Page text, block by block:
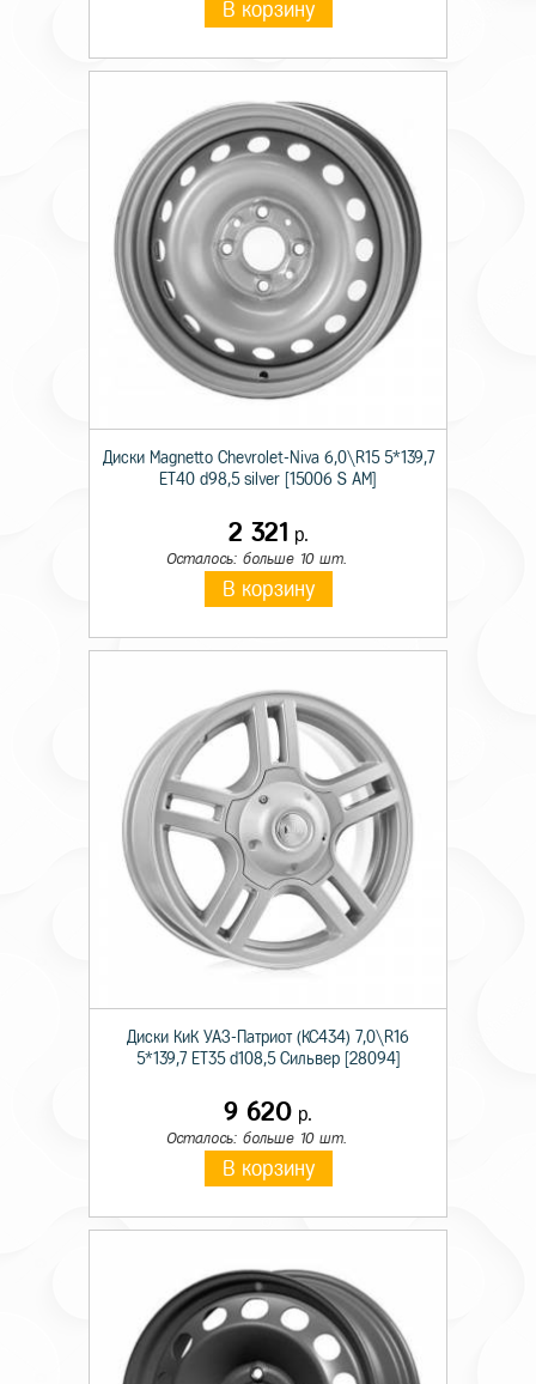
В корзину
Диски Magnetto Chevrolet-Niva 6,0\R15 5*139,7
ET40 d98,5 silver [15006 S AM]
2 321 р.
Осталось: больше 10 шт.
В корзину
Диски КиК УАЗ-Патриот (КС434) 7,0\R16
5*139,7 ET35 d108,5 Сильвер [28094]
9 620 р.
Осталось: больше 10 шт.
В корзину